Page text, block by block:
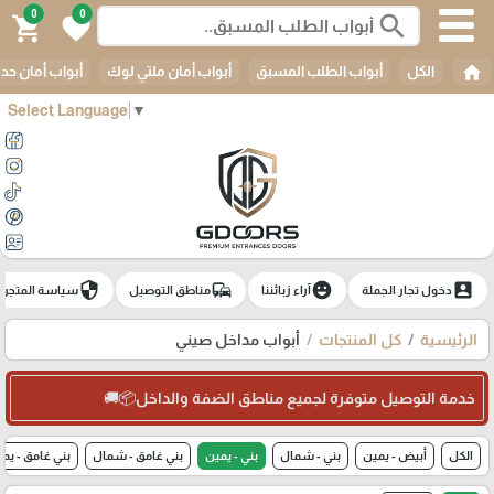
Select Language ▼
search
0
favorite
0
shopping_cart
home الكل أبواب الطلب المسبق أبواب أمان ملتي لوك أبواب أمان
account_boxدخول تجار الجملة emoji_emotionsآراء زبائننا commuteمناطق التوصيل securityسياسة المتجر
الرئيسية كل المنتجات أبواب مداخل صيني
خدمة التوصيل متوفرة لجميع مناطق الضفة والداخل📦🚚
الكل أبيض - يمين بني - شمال بني - يمين بني غامق - شمال بني غامق -